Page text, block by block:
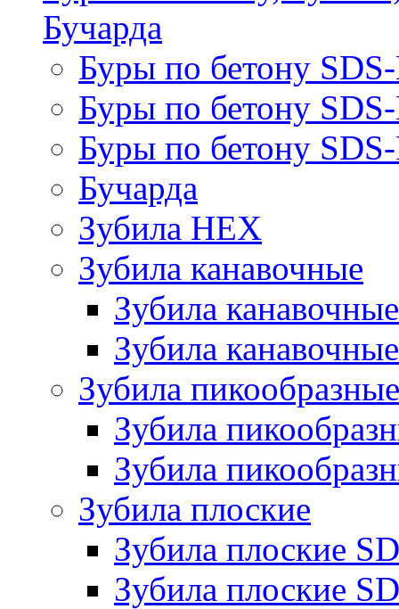
Бучарда
Буры по бетону
Буры по бетону
Буры по бетону
Бучарда
Зубила HEX
Зубила канавочные
Зубила
Зубила
Зубила пикообразные
Зубила
Зубила
Зубила плоские
Зубила плоские
Зубила плоские